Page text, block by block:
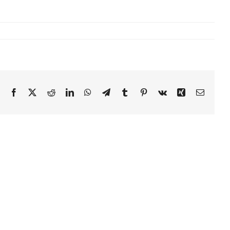
Facebook RedditLinkedInWhatsApp
TelegramTumblrPinterest
Vk XingEmail